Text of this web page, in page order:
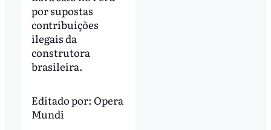
por supostas
contribuições
ilegais da
construtora
brasileira.
Editado por: Opera
Mundi